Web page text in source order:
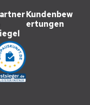
Kundenbew
ertungen